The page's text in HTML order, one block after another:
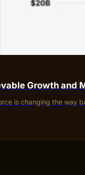
Growth and
is changing the way